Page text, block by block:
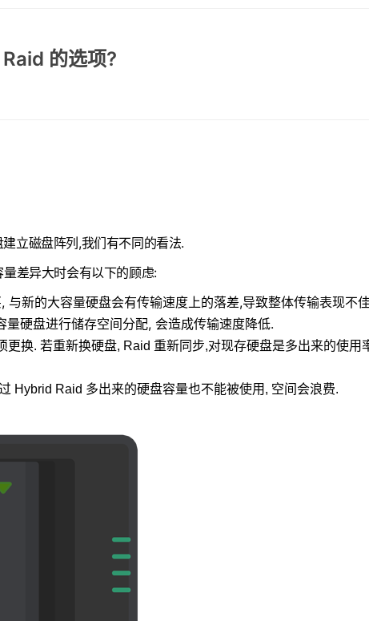
的选项?
立磁盘阵列,我们有不同的看法.
差异大时会有以下的顾虑:
新的大容量硬盘会有传输速度上的落差,导致整体传输表现不佳
硬盘进行储存空间分配, 会造成传输速度降低.
换. 若重新换硬盘, Raid 重新同步,对现存硬盘是多出来的使
Hybrid Raid 多出来的硬盘容量也不能被使用, 空间会浪费.